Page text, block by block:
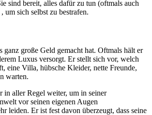
sind bereit, alles dafür zu tun (oftmals auch
sich selbst zu bestrafen.
große Geld gemacht hat. Oftmals hält er
Luxus versorgt. Er stellt sich vor, welch
eine Villa, hübsche Kleider, nette Freunde,
warten.
in aller Regel weiter, um in seiner
vor seinen eigenen Augen
leiden. Er ist fest davon überzeugt, dass seine